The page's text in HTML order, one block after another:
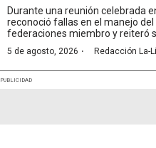
Durante una reunión celebrada
reconoció fallas en el manejo
federaciones miembro y reiteró
5 de agosto, 2026 · Redacción La-
PUBLICIDAD